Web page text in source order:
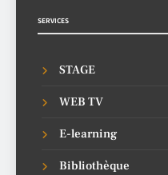
SERVICES
STAGE
WEB TV
E-learning
Bibliothèque